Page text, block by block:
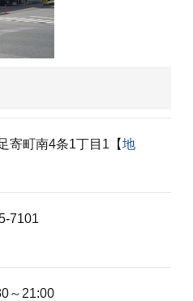
寄町南4条1丁目1【地
7101
～21:00